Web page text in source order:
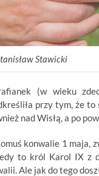
Stawicki
(w wieku
przy tym, że
nad Wisłą, a po
konwalie 1 maja,
to król Karol IX z
Ale jak do tego